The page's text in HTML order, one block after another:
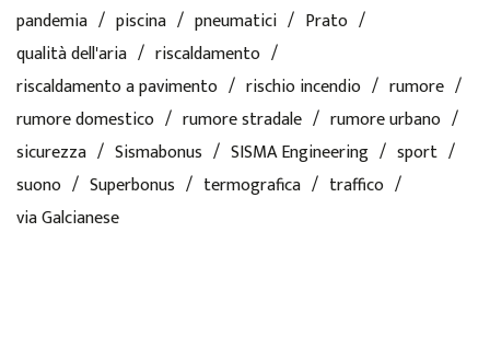
pandemia
piscina pneumatici
Prato
qualità dell'aria
riscaldamento
riscaldamento a pavimento
rischio incendio
rumore
rumore domestico
rumore stradale
rumore urbano
sicurezza
Sismabonus SISMA Engineering
sport
suono
Superbonus termografica
traffico
via Galcianese